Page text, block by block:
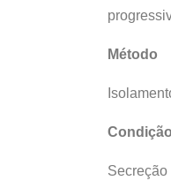
Método
Condição
Secreção